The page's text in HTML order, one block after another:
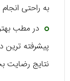
به راحتی
در مطب
پیشرفته ترین
نتایج رضایت